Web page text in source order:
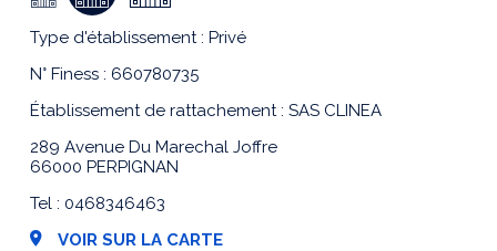
Type d'établissement : Privé
N° Finess : 660780735
Établissement de rattachement : SAS CLINEA
289 Avenue Du Marechal Joffre
66000 PERPIGNAN
Tel : 0468346463
VOIR SUR LA CARTE